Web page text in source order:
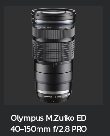
Olympus M.Zuiko ED
40-150mm f/2.8 PRO